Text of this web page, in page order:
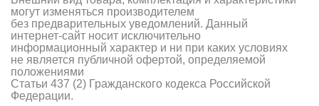
могут изменяться производителем
без предварительных уведомлений. Данный
интернет-сайт носит исключительно
информационный характер и ни при каких условиях
не является публичной офертой, определяемой
положениями
Статьи 437 (2) Гражданского кодекса Российской
Федерации.